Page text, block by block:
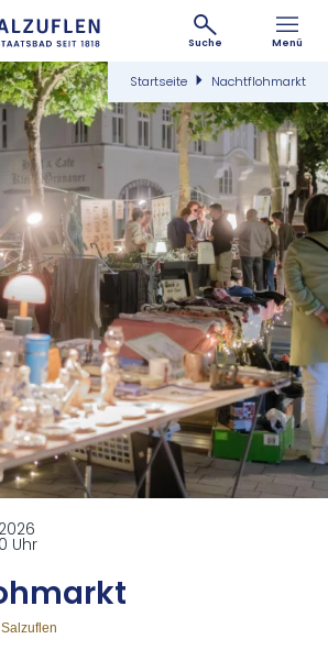
Suche Menü
Startseite Nachtflohmarkt
Uhr